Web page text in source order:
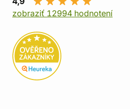
zobraziť 12994 hodnotení